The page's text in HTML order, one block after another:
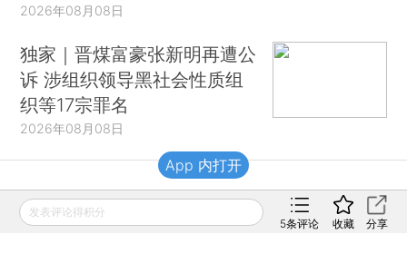
2026年08月08日
独家｜晋煤富豪张新明再遭公
诉 涉组织领导黑社会性质组
织等17宗罪名
2026年08月08日
财新移动
发表评论得积分
5条评论 收藏 分享
App 内打开